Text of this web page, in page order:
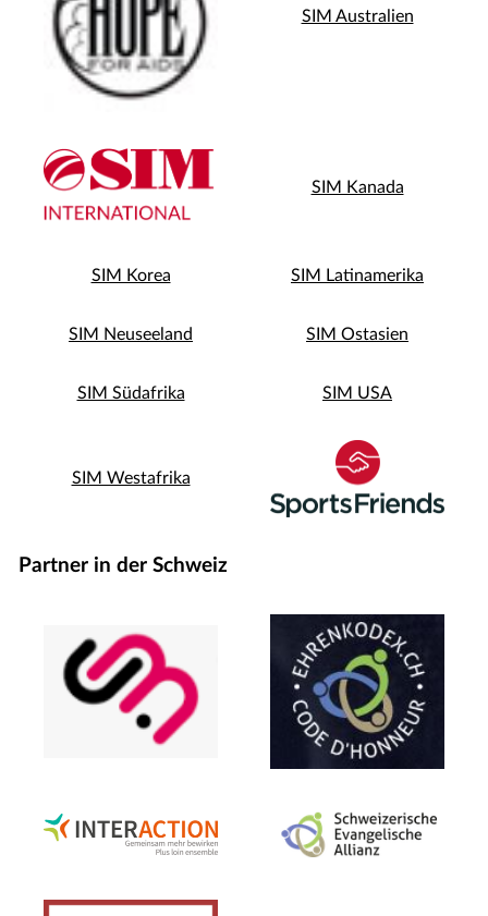
SIM Australien
SIM Kanada
SIM Korea SIM Latinamerika
SIM Neuseeland SIM Ostasien
SIM Südafrika SIM USA
SIM Westafrika
Partner in der Schweiz